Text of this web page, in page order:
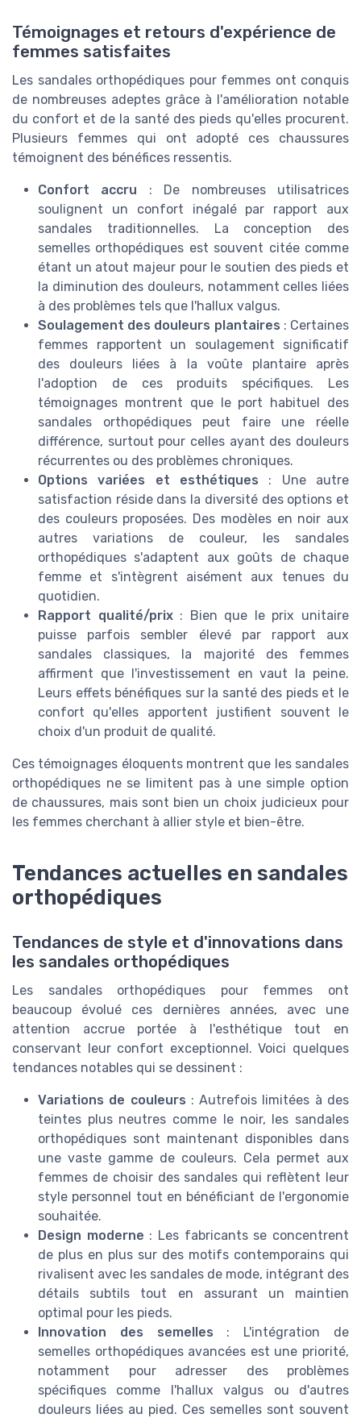
Témoignages et retours d'expérience de
femmes satisfaites
Les sandales orthopédiques pour femmes ont conquis
de nombreuses adeptes grâce à l'amélioration notable
du confort et de la santé des pieds qu'elles procurent.
Plusieurs femmes qui ont adopté ces chaussures
témoignent des bénéfices ressentis.
Confort accru : De nombreuses utilisatrices
soulignent un confort inégalé par rapport aux
sandales traditionnelles. La conception des
semelles orthopédiques est souvent citée comme
étant un atout majeur pour le soutien des pieds et
la diminution des douleurs, notamment celles liées
à des problèmes tels que l'hallux valgus.
Soulagement des douleurs plantaires : Certaines
femmes rapportent un soulagement significatif
des douleurs liées à la voûte plantaire après
l'adoption de ces produits spécifiques. Les
témoignages montrent que le port habituel des
sandales orthopédiques peut faire une réelle
différence, surtout pour celles ayant des douleurs
récurrentes ou des problèmes chroniques.
Options variées et esthétiques : Une autre
satisfaction réside dans la diversité des options et
des couleurs proposées. Des modèles en noir aux
autres variations de couleur, les sandales
orthopédiques s'adaptent aux goûts de chaque
femme et s'intègrent aisément aux tenues du
quotidien.
Rapport qualité/prix: Bien que le prix unitaire
puisse parfois sembler élevé par rapport aux
sandales classiques, la majorité des femmes
affirment que l'investissement en vaut la peine.
Leurs effets bénéfiques sur la santé des pieds et le
confort qu'elles apportent justifient souvent le
choix d'un produit de qualité.
Ces témoignages éloquents montrent que les sandales
orthopédiques ne se limitent pas à une simple option
de chaussures, mais sont bien un choix judicieux pour
les femmes cherchant à allier style et bien-être.
Tendances actuelles en sandales
orthopédiques
Tendances de style et d'innovations dans
les sandales orthopédiques
Les sandales orthopédiques pour femmes ont
beaucoup évolué ces dernières années, avec une
attention accrue portée à l'esthétique tout en
conservant leur confort exceptionnel. Voici quelques
tendances notables qui se dessinent :
Variations de couleurs : Autrefois limitées à des
teintes plus neutres comme le noir, les sandales
orthopédiques sont maintenant disponibles dans
une vaste gamme de couleurs. Cela permet aux
femmes de choisir des sandales qui reflètent leur
style personnel tout en bénéficiant de l'ergonomie
souhaitée.
Design moderne : Les fabricants se concentrent
de plus en plus sur des motifs contemporains qui
rivalisent avec les sandales de mode, intégrant des
détails subtils tout en assurant un maintien
optimal pour les pieds.
Innovation des semelles : L'intégration de
semelles orthopédiques avancées est une priorité,
notamment pour adresser des problèmes
spécifiques comme l'hallux valgus ou d'autres
douleurs liées au pied. Ces semelles sont souvent